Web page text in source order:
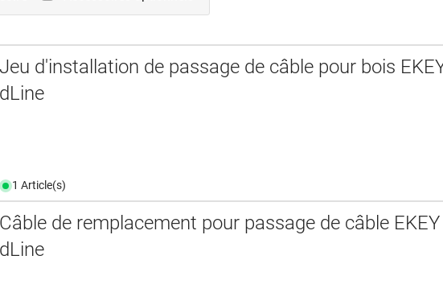
Jeu d'installation de passage de câble pour bois
dLine
1 Article(s)
Câble de remplacement pour passage de câble EKEY
dLine